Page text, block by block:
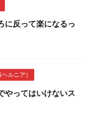
に反って楽になるっ
ルニア）
やってはいけないス